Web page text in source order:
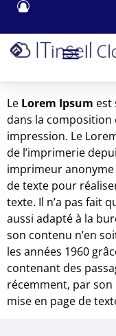
Le Lorem Ipsum est
dans la composition
impression. Le
de l’imprimerie
imprimeur
de texte pour
texte. Il n’a pas fait
aussi adapté à la
son contenu n’en
les années 1960
contenant des
récemment, par
mise en page de